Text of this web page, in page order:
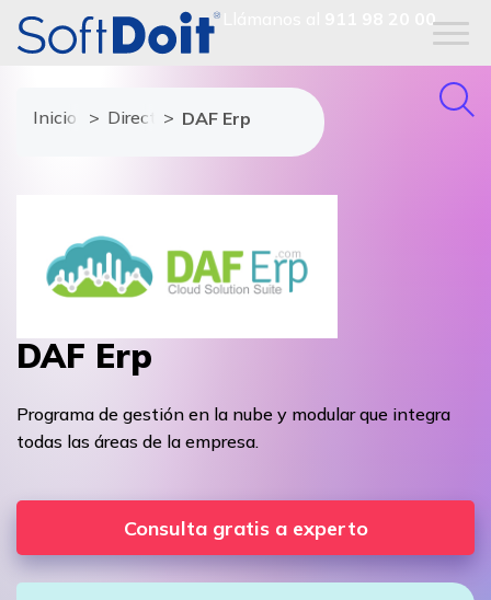
911 98 20 00
Inicio Directorio de proveedores
DAF Erp
DAF Erp
Programa de gestión en la nube y modular que integra
todas las áreas de la empresa.
Consulta gratis a experto